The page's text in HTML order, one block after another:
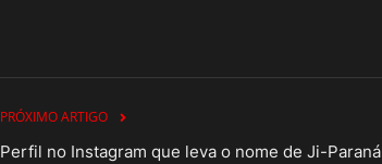
PRÓXIMO ARTIGO
Perfil no Instagram que leva o nome de Ji-Paraná